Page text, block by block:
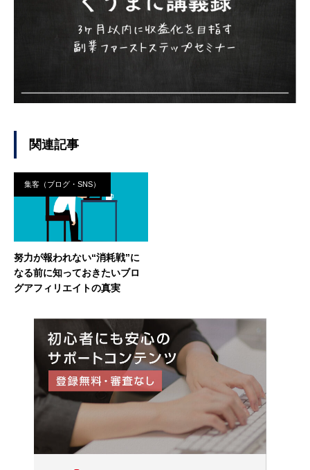
関連記事
集客（ブログ・SNS）
努力が報われない“消耗戦”に
なる前に知っておきたいブロ
グアフィリエイトの真実